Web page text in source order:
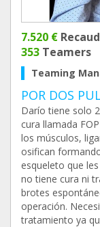
7.520 €
353 Teamers
Teaming
POR DOS
Darío tiene solo
cura llamada
los músculos,
osifican
esqueleto que
no tiene cura ni
brotes
operación.
tratamiento ya